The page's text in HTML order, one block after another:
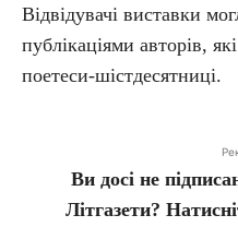
Відвідувачі виставки
публікаціями авторів,
поетеси-шістдесятниці.
Ви досі не
Літгазети?